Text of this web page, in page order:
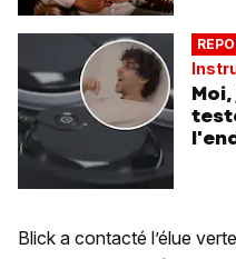
Blick a contacté l’élue